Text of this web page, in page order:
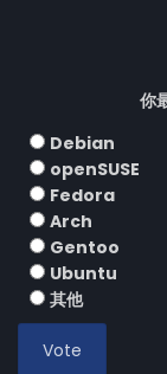
你
Debian
openSUSE
Fedora
Arch
Gentoo
Ubuntu
其他